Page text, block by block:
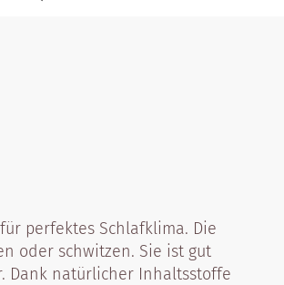
perfektes Schlafklima. Die
oder schwitzen. Sie ist gut
Dank natürlicher Inhaltsstoffe